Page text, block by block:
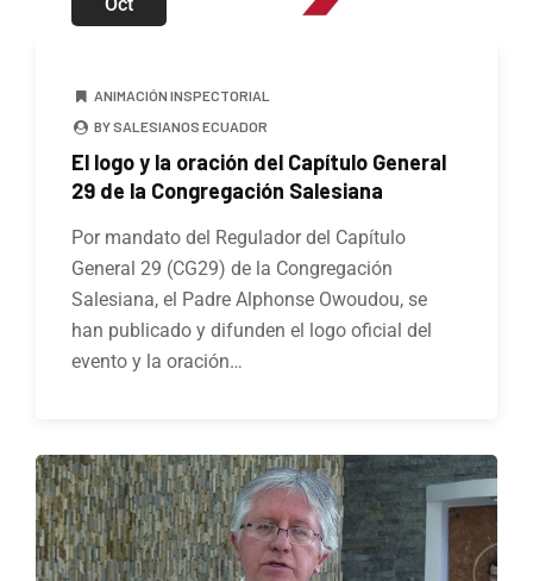
ANIMACIÓN INSPECTORIAL
BY SALESIANOS ECUADOR
El logo y la oración del Capítulo General
29 de la Congregación Salesiana
Por mandato del Regulador del Capítulo
General 29 (CG29) de la Congregación
Salesiana, el Padre Alphonse Owoudou, se
han publicado y difunden el logo oficial del
evento y la oración…